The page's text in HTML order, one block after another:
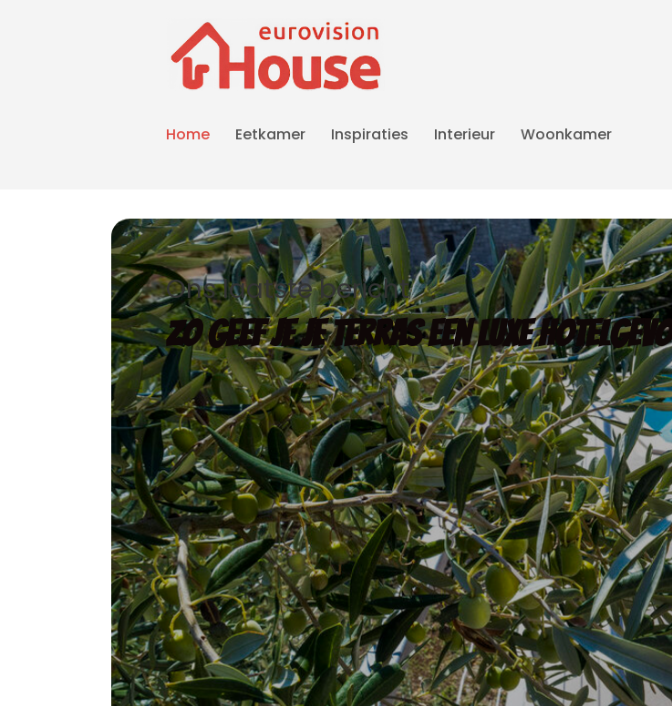
Home Eetkamer Inspiraties Interieur Woonkamer
Ons laatste bericht
Zo geef je je terras een luxe